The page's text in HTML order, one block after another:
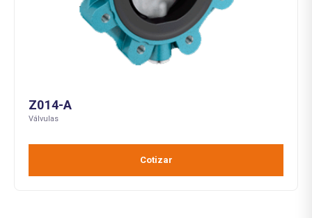
Z014-A
Válvulas
Cotizar